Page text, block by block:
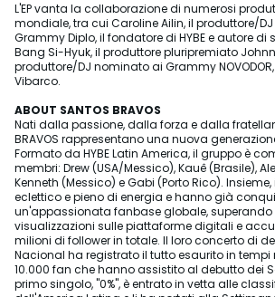
L'EP vanta la collaborazione di numerosi
mondiale, tra cui Caroline Ailin, il produttore/
Grammy Diplo, il fondatore di HYBE e autore di
Bang Si-Hyuk, il produttore pluripremiato
produttore/DJ nominato ai Grammy
Vibarco.
ABOUT SANTOS BRAVOS
Nati dalla passione, dalla forza e dalla
BRAVOS rappresentano una nuova
Formato da HYBE Latin America, il gruppo è
membri: Drew (USA/Messico), Kauê (Brasile),
Kenneth (Messico) e Gabi (Porto Rico).
eclettico e pieno di energia e hanno già
un'appassionata fanbase globale, superando
visualizzazioni sulle piattaforme digitali e
milioni di follower in totale. Il loro concerto di
Nacional ha registrato il tutto esaurito in tempi
10.000 fan che hanno assistito al debutto dei
primo singolo, "0%", è entrato in vetta alle